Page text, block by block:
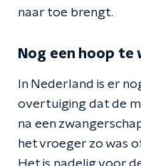
naar toe brengt.
Nog een hoop te
In Nederland is er
overtuiging dat de
na een
het vroeger zo was